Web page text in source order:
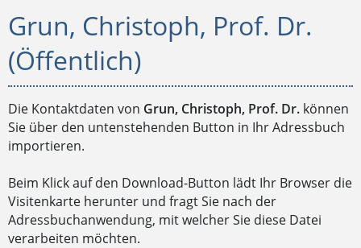
Grun, Christoph, Prof. Dr.
(Öffentlich)
Die Kontaktdaten von Grun, Christoph, Prof. Dr. können
Sie über den untenstehenden Button in Ihr Adressbuch
importieren.
Beim Klick auf den Download-Button lädt Ihr Browser die
Visitenkarte herunter und fragt Sie nach der
Adressbuchanwendung, mit welcher Sie diese Datei
verarbeiten möchten.